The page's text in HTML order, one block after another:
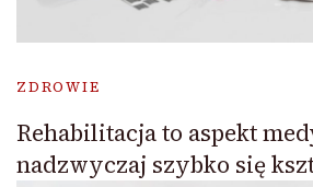
ZDROWIE
Rehabilitacja to aspekt
nadzwyczaj szybko się